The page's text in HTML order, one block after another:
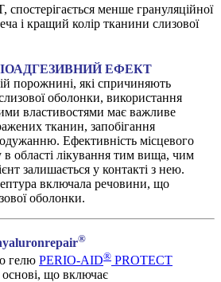
спостерігається менше грануляційної
і кращий колір тканини слизової
ЕФЕКТ
порожнині, які спричиняють
оболонки, використання
властивостями має важливе
тканин, запобігання
Ефективність місцевого
в області лікування тим вища, чим
залишається у контакті з нею.
включала речовини, що
оболонки.
®
гелю PERIO-AID® PROTECT
основі, що включає